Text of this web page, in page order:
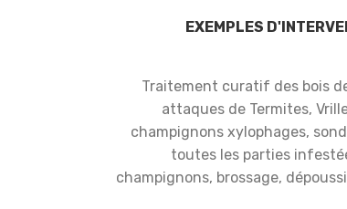
EXEMPLES
Traitement curatif des bois
attaques de Termites,
champignons xylophages,
toutes les parties
champignons, brossage,